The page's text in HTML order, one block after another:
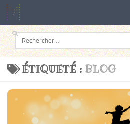
Au dessous du contenu
Rechercher :
ÉTIQUETÉ : BLOG